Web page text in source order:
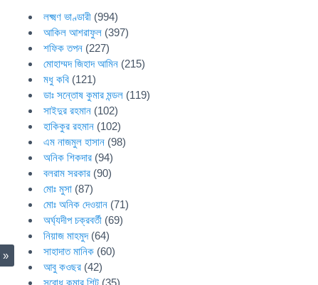
»
লক্ষ্মণ ভাণ্ডারী (994)
আকিল আশরাফুল (397)
শফিক তপন (227)
মোহাম্মদ জিহাদ আমিন (215)
মধু কবি (121)
ডাঃ সন্তোষ কুমার মন্ডল (119)
সাইদুর রহমান (102)
হাকিকুর রহমান (102)
এম নাজমুল হাসান (98)
অনিক শিকদার (94)
বলরাম সরকার (90)
মোঃ মুসা (87)
মোঃ অনিক দেওয়ান (71)
অর্ঘ্যদীপ চক্রবর্তী (69)
নিয়াজ মাহমুদ(64)
সাহাদাত মানিক (60)
আবু কওছর (42)
সুবোধ কুমার শিট (35)